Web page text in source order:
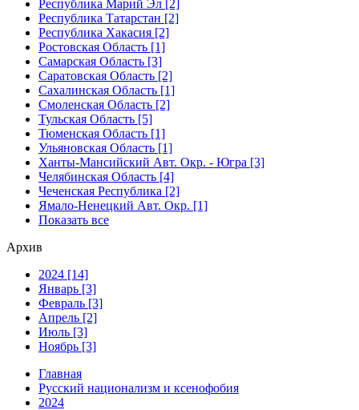
Республика Марий Эл [2]
Республика Татарстан [2]
Республика Хакасия [2]
Ростовская Область [1]
Самарская Область [3]
Саратовская Область [2]
Сахалинская Область [1]
Смоленская Область [2]
Тульская Область [5]
Тюменская Область [1]
Ульяновская Область [1]
Ханты-Мансийский Авт. Окр. - Югра [3]
Челябинская Область [4]
Чеченская Республика [2]
Ямало-Ненецкий Авт. Окр. [1]
Показать все
Архив
2024 [14]
Январь [3]
Февраль [3]
Апрель [2]
Июль [3]
Ноябрь [3]
Главная
Русский национализм и ксенофобия
2024